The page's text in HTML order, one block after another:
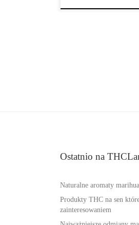
Ostatnio na
Naturalne aromaty
Produkty THC na sen
zainteresowaniem